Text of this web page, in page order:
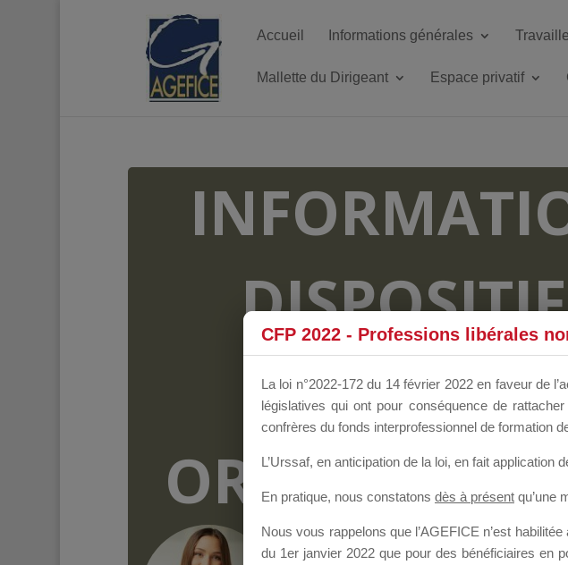
Accueil Informations générales
Mallette du Dirigeant Espace privatif
FORUM
Groupe Public il y a un jour
CFP 2022 - Professions libérales
La loi n°2022-172 du 14 février 2022 en faveur de
législatives qui ont pour conséquence de
confrères du fonds interprofessionnel de formation
L’Urssaf, en anticipation de la loi, en fait application
En pratique, nous constatons dès à présent qu’une
Nous vous rappelons que l’AGEFICE n’est
du 1er janvier 2022 que pour des bénéficiaires en